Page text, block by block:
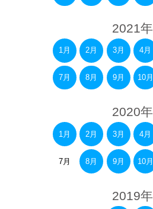
2021年
1月 2月 3月 4月
7月 8月 9月 10月
2020年
1月 2月 3月 4月
7月 8月 9月 10月
2019年